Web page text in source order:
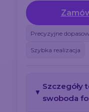
Precyzyjne
Szybka realizacja
Szczegóły
swoboda